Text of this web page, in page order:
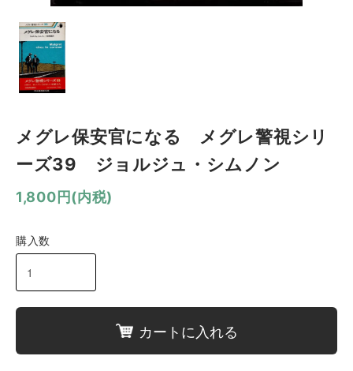
メグレ保安官になる メグレ警視シリ
ーズ39 ジョルジュ・シムノン
1,800円(内税)
購入数
カートに入れる